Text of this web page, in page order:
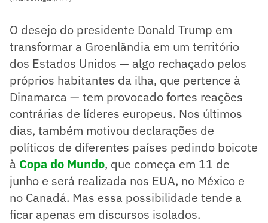
O desejo do presidente Donald Trump em
transformar a Groenlândia em um território
dos Estados Unidos — algo rechaçado pelos
próprios habitantes da ilha, que pertence à
Dinamarca — tem provocado fortes reações
contrárias de líderes europeus. Nos últimos
dias, também motivou declarações de
políticos de diferentes países pedindo boicote
à Copa do Mundo, que começa em 11 de
junho e será realizada nos EUA, no México e
no Canadá. Mas essa possibilidade tende a
ficar apenas em discursos isolados.